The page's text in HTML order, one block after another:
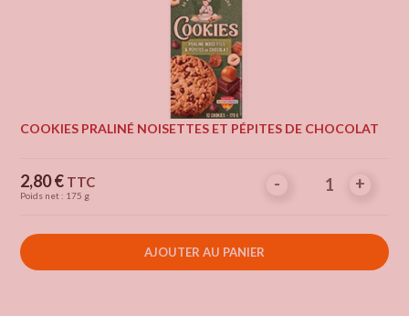
COOKIES PRALINÉ NOISETTES ET PÉPITES DE CHOCOLAT
Prix
2,80 € TTC
Poids net : 175 g
- +
- +
AJOUTER AU PANIER